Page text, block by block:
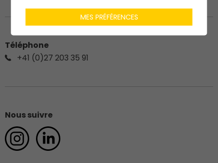
Téléphone
+41 (0)27 203 35 91
Nous suivre
MES PRÉFÉRENCES